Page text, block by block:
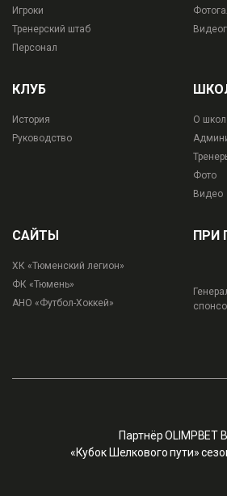
Игроки
Тренерский штаб
Персонал
КЛУБ
История
Руководство
О
Фото
Видео
САЙТЫ
ХК «Тюменский легион»
ФК «Тюмень»
АНО «Футбол-Хоккей»
ПРИ
Партнёр OLIMPBET
«Кубок Шелкового пути»